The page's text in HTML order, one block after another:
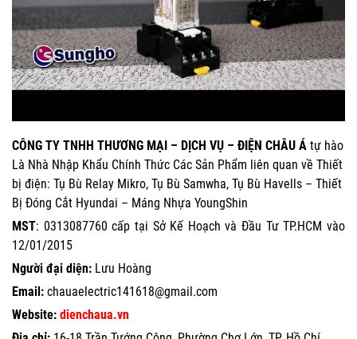
CÔNG TY TNHH THƯƠNG MẠI – DỊCH VỤ – ĐIỆN CHÂU Á tự hào
Là Nhà Nhập Khẩu Chính Thức Các Sản Phẩm liên quan về Thiết
bị điện: Tụ Bù Relay Mikro, Tụ Bù Samwha, Tụ Bù Havells – Thiết
Bị Đóng Cắt Hyundai – Máng Nhựa YoungShin
MST: 0313087760 cấp tại Sở Kế Hoạch và Đầu Tư TP.HCM vào
12/01/2015
Người đại diện: Lưu Hoàng
Email: chauaelectric141618@gmail.com
Website: dienchaua.vn